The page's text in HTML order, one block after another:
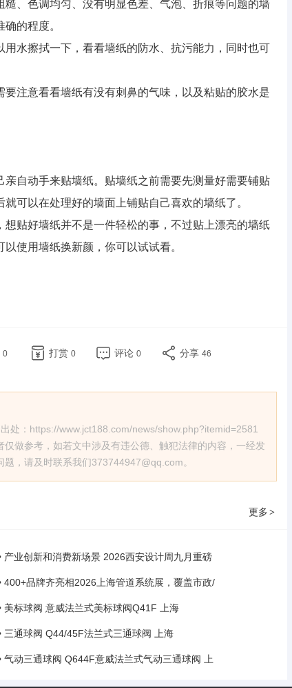
、色调均匀、没有明显色差、气泡、折痕等问题的墙
的程度。
水擦拭一下，看看墙纸的防水、抗污能力，同时也可
注意看看墙纸有没有刺鼻的气味，以及粘贴的胶水是
自动手来贴墙纸。贴墙纸之前需要先测量好需要铺贴
可以在处理好的墙面上铺贴自己喜欢的墙纸了。
贴好墙纸并不是一件轻松的事，不过贴上漂亮的墙纸
使用墙纸换新颜，你可以试试看。
0 打赏 0 评论 0 分享 46
处：https://www.jct188.com/news/show.php?itemid=2581
做参考，如若文中涉及有违公德、触犯法律的内容，一经发
，请及时联系我们373744947@qq.com。
更多 >
产业创新和消费新场景 2026西安设计周九月重磅
400+品牌齐亮相2026上海管道系统展，覆盖市政/
美标球阀 意威法兰式美标球阀Q41F 上海
三通球阀 Q44/45F法兰式三通球阀 上海
气动三通球阀 Q644F意威法兰式气动三通球阀 上